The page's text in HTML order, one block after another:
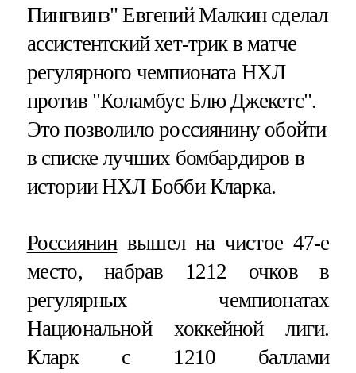
Пингвинз" Евгений Малкин сделал
ассистентский хет-трик в матче
регулярного чемпионата НХЛ
против "Коламбус Блю Джекетс".
Это позволило россиянину обойти
в списке лучших бомбардиров в
истории НХЛ Бобби Кларка.
Россиянинвышел на чистое 47-е
место, набрав 1212 очков в
регулярных чемпионатах
Национальной хоккейной лиги.
Кларк с 1210 баллами